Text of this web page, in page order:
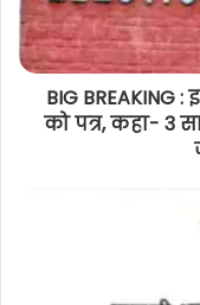
BIG
को पत्र, कहा- 3